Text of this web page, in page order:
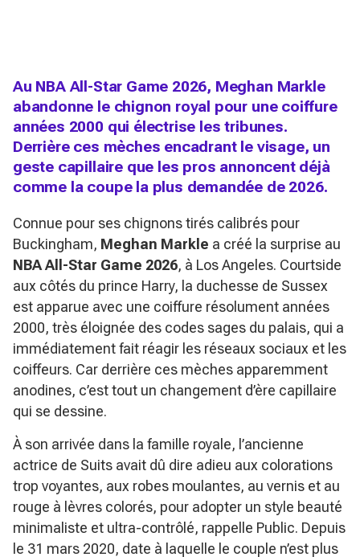
Au NBA All-Star Game 2026, Meghan Markle
abandonne le chignon royal pour une coiffure
années 2000 qui électrise les tribunes.
Derrière ces mèches encadrant le visage, un
geste capillaire que les pros annoncent déjà
comme la coupe la plus demandée de 2026.
Connue pour ses chignons tirés calibrés pour
Buckingham, Meghan Markle a créé la surprise au
NBA All-Star Game 2026, à Los Angeles. Courtside
aux côtés du prince Harry, la duchesse de Sussex
est apparue avec une coiffure résolument années
2000, très éloignée des codes sages du palais, qui a
immédiatement fait réagir les réseaux sociaux et les
coiffeurs. Car derrière ces mèches apparemment
anodines, c’est tout un changement d’ère capillaire
qui se dessine.
À son arrivée dans la famille royale, l’ancienne
actrice de Suits avait dû dire adieu aux colorations
trop voyantes, aux robes moulantes, au vernis et au
rouge à lèvres colorés, pour adopter un style beauté
minimaliste et ultra-contrôlé, rappelle Public. Depuis
le 31 mars 2020, date à laquelle le couple n’est plus